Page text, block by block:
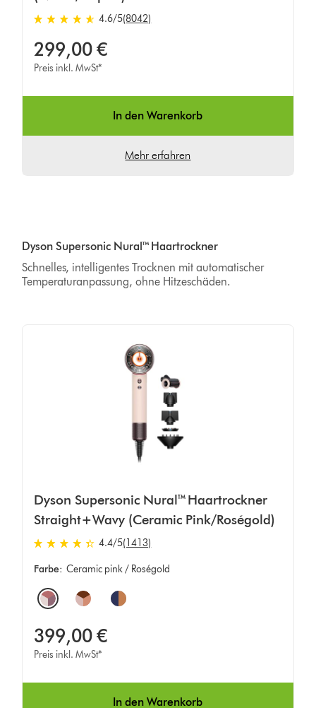
4.6 von 5 Sternen in 8042 Bewertungen
4.6/5(8042)
299,00 €
Preis inkl. MwSt*
In den Warenkorb
Mehr erfahren
Dyson Supersonic Nural™ Haartrockner
Schnelles, intelligentes Trocknen mit automatischer
Temperaturanpassung, ohne Hitzeschäden.
Dyson Supersonic Nural™ Haartrockner
Straight+Wavy (Ceramic Pink/Roségold)
4.4 von 5 Sternen in 1413 Bewertungen
4.4/5(1413)
Farbe:Ceramic pink / Roségold
Options
399,00 €
Preis inkl. MwSt*
In den Warenkorb